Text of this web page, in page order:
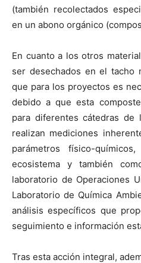
(también recolectados
en un abono orgánico
En cuanto a los otros
ser desechados en el tacho
que para los proyectos es
debido a que esta
para diferentes cátedras de
realizan mediciones
parámetros físico-
ecosistema y también
laboratorio de Operaciones
Laboratorio de Química
análisis específicos que
seguimiento e información
Tras esta acción integral,